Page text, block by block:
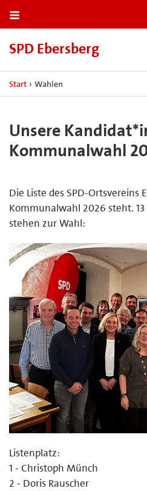
SPD Ebersberg
Start › Wahlen
Unsere
Kommunalwahl
Die Liste des SPD-Ortsvereins
Kommunalwahl 2026 steht.
stehen zur Wahl:
Listenplatz:
1 - Christoph Münch
2 - Doris Rauscher